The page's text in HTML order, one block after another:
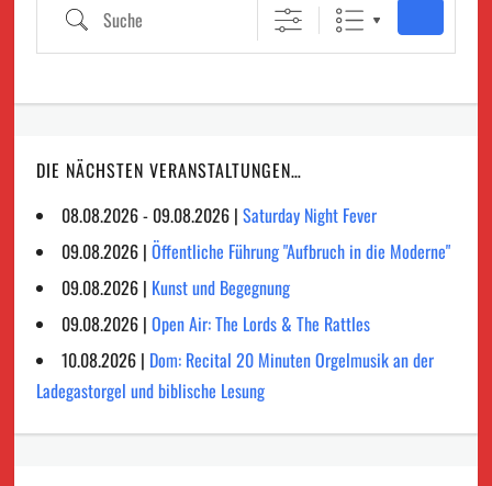
Suche
DIE NÄCHSTEN VERANSTALTUNGEN…
08.08.2026 - 09.08.2026 |Saturday Night Fever
09.08.2026 |Öffentliche Führung "Aufbruch in die Moderne"
09.08.2026 | Kunst und Begegnung
09.08.2026 |Open Air: The Lords & The Rattles
10.08.2026 | Dom: Recital 20 Minuten Orgelmusik an der
Ladegastorgel und biblische Lesung